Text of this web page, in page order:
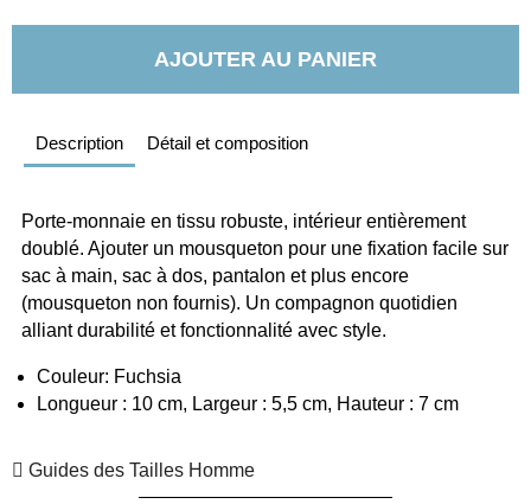
AJOUTER AU PANIER
Description Détail et composition
Porte-monnaie en tissu robuste, intérieur entièrement
doublé. Ajouter un mousqueton pour une fixation facile sur
sac à main, sac à dos, pantalon et plus encore
(mousqueton non fournis). Un compagnon quotidien
alliant durabilité et fonctionnalité avec style.
Couleur: Fuchsia
Longueur : 10 cm, Largeur : 5,5 cm, Hauteur : 7 cm
Guides des Tailles Homme